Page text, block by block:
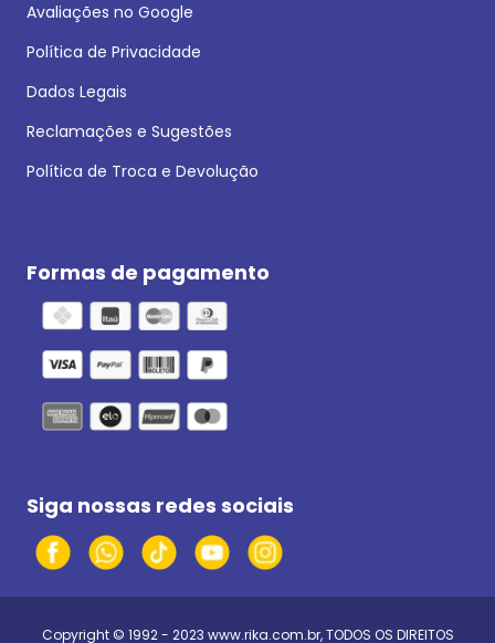
Avaliações no Google
Política de Privacidade
Dados Legais
Reclamações e Sugestões
Política de Troca e Devolução
Formas de pagamento
Siga nossas redes sociais
Copyright © 1992 - 2023 www.rika.com.br, TODOS OS DIREITOS